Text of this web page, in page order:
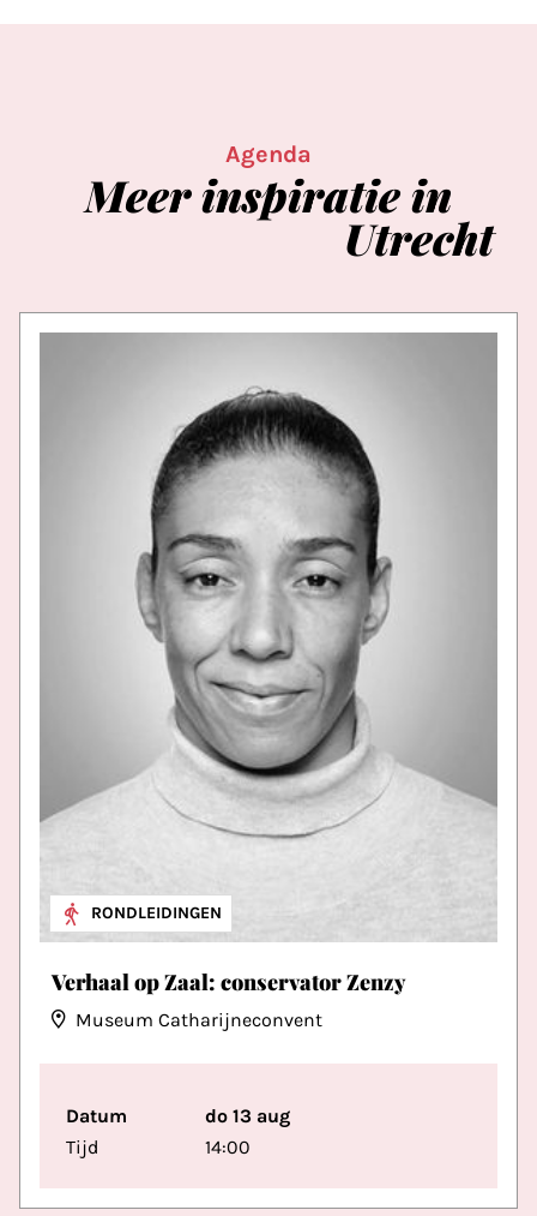
Agenda
Meerinspiratiein
Utrecht
RONDLEIDINGEN
Verhaal op Zaal: conservator Zenzy
Museum Catharijneconvent
Datum
do 13 aug
Tijd
14:00